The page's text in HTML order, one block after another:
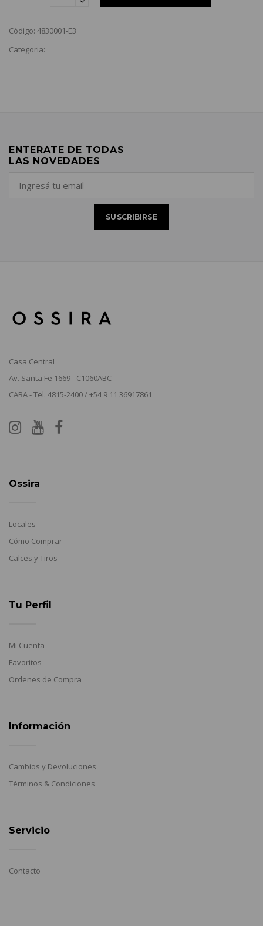
Código: 4830001-E3
Categoria:
ENTERATE DE TODAS
LAS NOVEDADES
Casa Central
Av. Santa Fe 1669 - C1060ABC
CABA - Tel. 4815-2400 / +54 9 11 36917861
Ossira
Locales
Cómo Comprar
Calces y Tiros
Tu Perfil
Mi Cuenta
Favoritos
Ordenes de Compra
Información
Cambios y Devoluciones
Términos & Condiciones
Servicio
Contacto